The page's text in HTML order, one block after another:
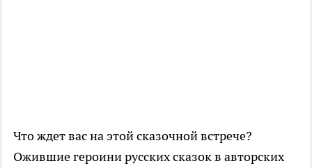
Что ждет вас на этой сказочной встрече?
Ожившие героини русских сказок в авторских